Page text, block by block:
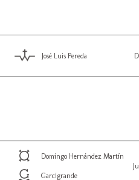
José Luis Pereda
Domingo Hernández Martín
Garcigrande